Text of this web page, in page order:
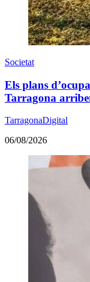
Societat
Els plans
Tarragona
TarragonaDigital
06/08/2026